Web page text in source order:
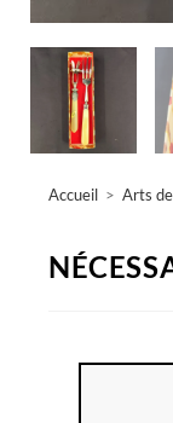
Accueil > Arts